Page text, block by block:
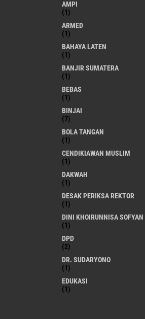
AMPI
(1)
ARMED
(1)
BAHAYA LATEN
(1)
BANJIR SUMATERA
(1)
BEBAS
(1)
BINJAI
(7)
BOLA TANGAN
(1)
CENDIKIAWAN MUSLIM
(1)
DAKWAH
(1)
DESAK PERIKSA REKTOR
(1)
DINI KHOIRUNNISA SOFYAN
(1)
DPD
(2)
DR. SUDARYONO
(1)
EDUKASI
(1)